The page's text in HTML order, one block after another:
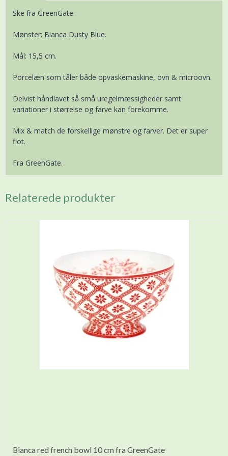
Ske fra GreenGate.
Mønster: Bianca Dusty Blue.
Mål: 15,5 cm.
Porcelæn som tåler både opvaskemaskine, ovn & microovn.
Delvist håndlavet så små uregelmæssigheder samt
variationer i størrelse og farve kan forekomme.
Mix & match de forskellige mønstre og farver. Det er super
flot.
Fra GreenGate.
Relaterede produkter
Bianca red french bowl 10 cm fra GreenGate